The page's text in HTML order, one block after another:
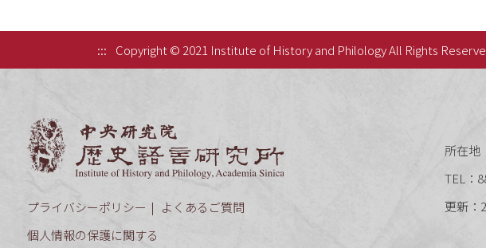
::: Copyright © 2021 Institute of History and Philology All Rights
プライバシーポリシー
よくあるご質問
個人情報の保護に関する
所在地
TEL：
更新：